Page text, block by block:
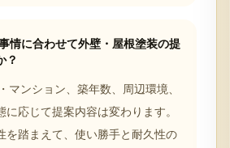
情に合わせて外壁・屋根塗装の提
？
マンション、築年数、周辺環境、
応じて提案内容は変わります。
を踏まえて、使い勝手と耐久性の